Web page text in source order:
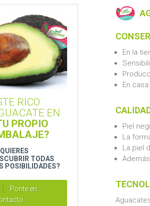
RICO
EN
PROPIO
TODAS
POSIBILIDADES?
Ponte en
En la
En
Piel
La
La piel